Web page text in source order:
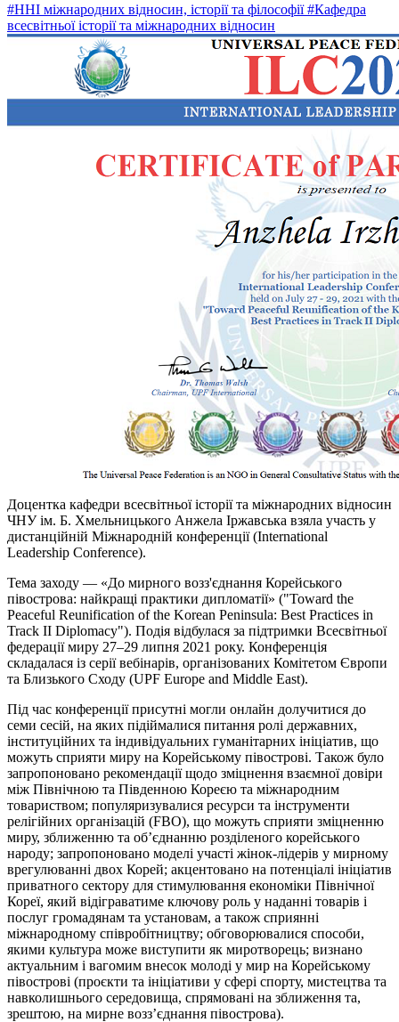
#ННІ міжнародних відносин, історії та філософії#Кафедра
всесвітньої історії та міжнародних відносин
Доцентка кафедри всесвітньої історії та міжнародних відносин
ЧНУ ім. Б. Хмельницького Анжела Іржавська взяла участь у
дистанційній Міжнародній конференції (International
Leadership Conference).
Тема заходу — «До мирного возз'єднання Корейського
півострова: найкращі практики дипломатії» ("Toward the
Peaceful Reunification of the Korean Peninsula: Best Practices in
Track II Diplomacy"). Подія відбулася за підтримки Всесвітньої
федерації миру 27–29 липня 2021 року. Конференція
складалася із серії вебінарів, організованих Комітетом Європи
та Близького Сходу (UPF Europe and Middle East).
Під час конференції присутні могли онлайн долучитися до
семи сесій, на яких підіймалися питання ролі державних,
інституційних та індивідуальних гуманітарних ініціатив, що
можуть сприяти миру на Корейському півострові. Також було
запропоновано рекомендації щодо зміцнення взаємної довіри
між Північною та Південною Кореєю та міжнародним
товариством; популяризувалися ресурси та інструменти
релігійних організацій (FBO), що можуть сприяти зміцненню
миру, зближенню та об’єднанню розділеного корейського
народу; запропоновано моделі участі жінок-лідерів у мирному
врегулюванні двох Корей; акцентовано на потенціалі ініціатив
приватного сектору для стимулювання економіки Північної
Кореї, який відіграватиме ключову роль у наданні товарів і
послуг громадянам та установам, а також сприянні
міжнародному співробітництву; обговорювалися способи,
якими культура може виступити як миротворець; визнано
актуальним і вагомим внесок молоді у мир на Корейському
півострові (проєкти та ініціативи у сфері спорту, мистецтва та
навколишнього середовища, спрямовані на зближення та,
зрештою, на мирне возз’єднання півострова).